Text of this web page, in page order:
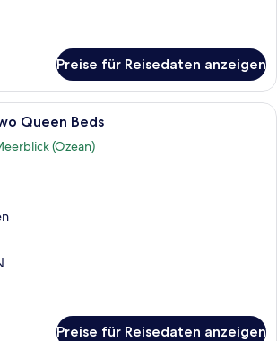
Preise für Reisedaten anzeigen
Ein Balkon mit Holzboden, einem
Queen Beds
(Ozean)
Preise für Reisedaten anzeigen